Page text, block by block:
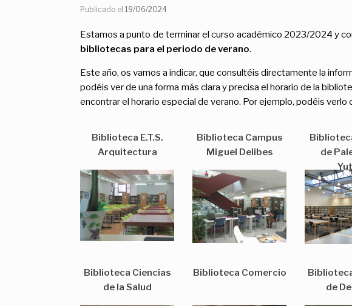
Publicado el 19/06/2024
Estamos a punto de terminar el curso académico 2023/2024 y
bibliotecas para el periodo de verano.
Este año, os vamos a indicar, que consultéis directamente la
podéis ver de una forma más clara y precisa el horario de la
encontrar el horario especial de verano. Por ejemplo, podéis verlo
Biblioteca E.T.S.
Arquitectura
Biblioteca Campus
Miguel Delibes
de
Biblioteca Ciencias
de la Salud
Biblioteca Comercio
de